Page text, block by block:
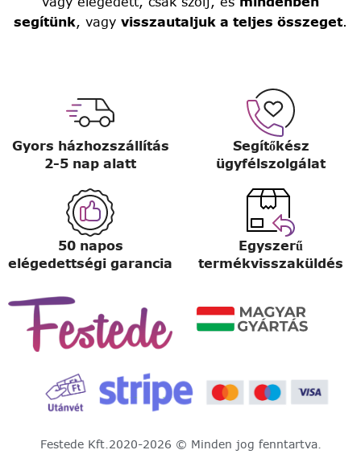
segítünk, vagy visszautaljuk a teljes összeget.
Gyors házhozszállítás
2-5 nap alatt
Segítőkész
ügyfélszolgálat
50 napos
elégedettségi garancia
Egyszerű
termékvisszaküldés
Festede Kft.2020-2026 © Minden jog fenntartva.